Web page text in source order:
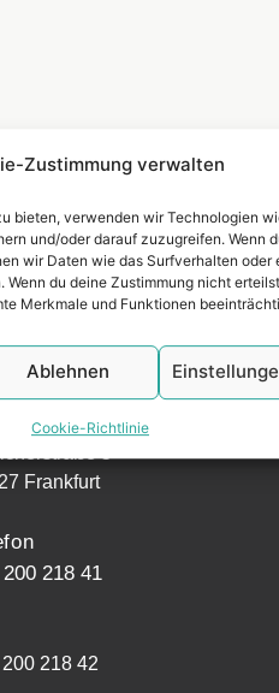
Zustimmung verwalten
bieten, verwenden wir Technologien
und/oder darauf zuzugreifen. Wenn
wir Daten wie das Surfverhalten oder
Wenn du deine Zustimmung nicht
Merkmale und Funktionen
Ablehnen
Cookie-Richtlinie
Immobilien
Frankfurt
218 41
218 42